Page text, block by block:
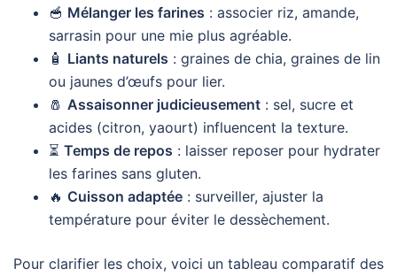
🥣 Mélanger les farines : associer riz, amande,
sarrasin pour une mie plus agréable.
🧴 Liants naturels : graines de chia, graines de lin
ou jaunes d’œufs pour lier.
🧂 Assaisonner judicieusement : sel, sucre et
acides (citron, yaourt) influencent la texture.
⏳ Temps de repos : laisser reposer pour hydrater
les farines sans gluten.
🔥 Cuisson adaptée : surveiller, ajuster la
température pour éviter le dessèchement.
Pour clarifier les choix, voici un tableau comparatif des